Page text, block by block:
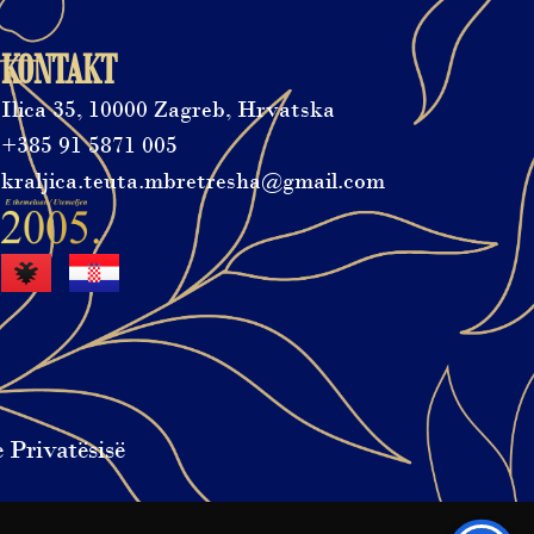
KONTAKT
Ilica 35, 10000 Zagreb, Hrvatska
+385 91 5871 005
kraljica.teuta.mbretresha@gmail.com